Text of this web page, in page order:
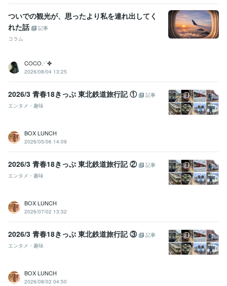
ついでの観光が、思ったより私を連れ出してく
れた話
記事
コラム
COCO⋰✤
2026/08/04 13:25
2026/3 青春18きっぷ 東北鉄道旅行記 ①
記事
エンタメ・趣味
BOX LUNCH
2026/05/06 14:09
2026/3 青春18きっぷ 東北鉄道旅行記 ②
記事
エンタメ・趣味
BOX LUNCH
2026/07/02 13:32
2026/3 青春18きっぷ 東北鉄道旅行記 ③
記事
エンタメ・趣味
BOX LUNCH
2026/08/02 04:50